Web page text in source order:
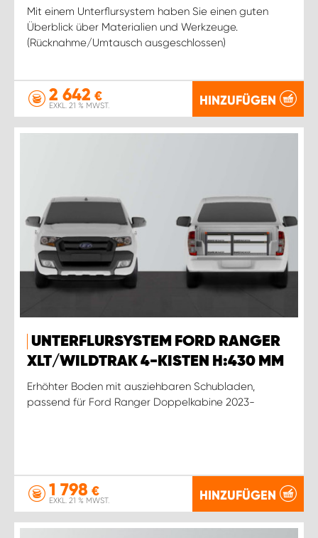
Mit einem Unterflursystem haben Sie einen guten
Überblick über Materialien und Werkzeuge.
(Rücknahme/Umtausch ausgeschlossen)
2 642 €
EXKL. 21 % MWST. HINZUFÜGEN
UNTERFLURSYSTEM FORD RANGER
XLT/WILDTRAK 4-KISTEN H:430 MM
Erhöhter Boden mit ausziehbaren Schubladen,
passend für Ford Ranger Doppelkabine 2023-
1 798 €
EXKL. 21 % MWST. HINZUFÜGEN